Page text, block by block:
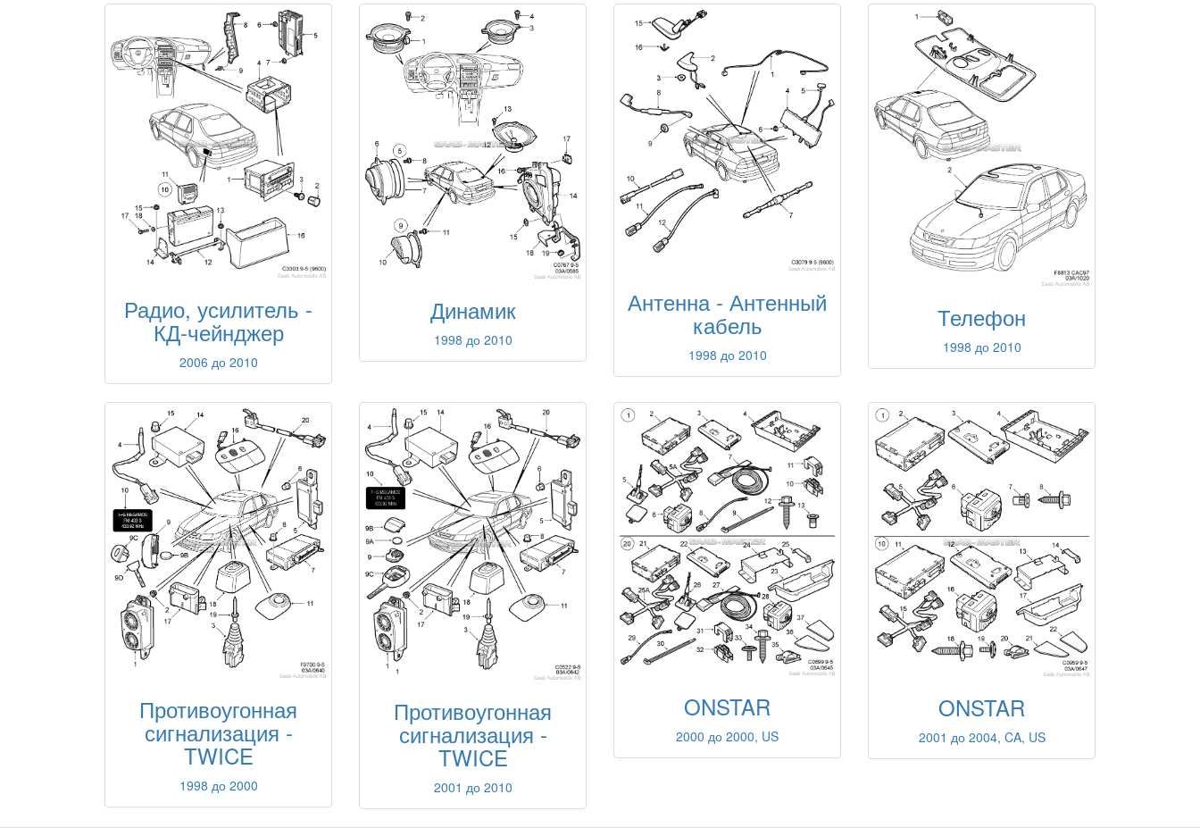
Радио, усилитель -
КД-чейнджер
2006 до 2010
Динамик
1998 до 2010
Антенна - Антенный
кабель
1998 до 2010
Телефон
1998 до 2010
Противоугонная
сигнализация -
TWICE
1998 до 2000
Противоугонная
сигнализация -
TWICE
2001 до 2010
ONSTAR
2000 до 2000, US
ONSTAR
2001 до 2004, CA, US